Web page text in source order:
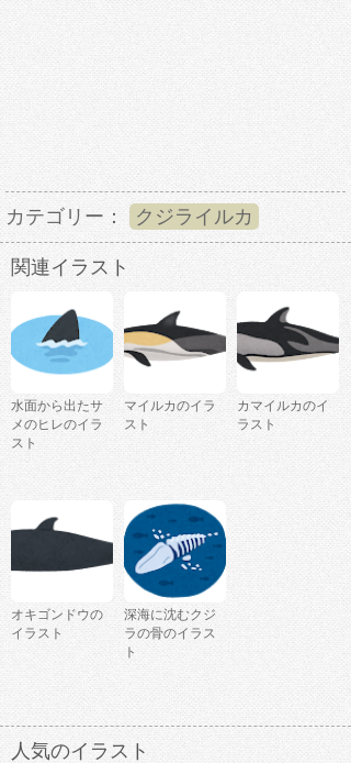
カテゴリー： クジライルカ
関連イラスト
水面から出たサ
メのヒレのイラ
スト
マイルカのイラ
スト
カマイルカのイ
ラスト
オキゴンドウの
イラスト
深海に沈むクジ
ラの骨のイラス
ト
人気のイラスト